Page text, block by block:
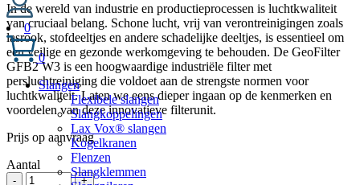
0
0
Slangen
Flexibele slangen
Slangkoppelingen
Lax Vox® slangen
Kogelkranen
Flenzen
Slangklemmen
In de wereld van industrie en productieprocessen is luchtkwaliteit
van cruciaal belang. Schone lucht, vrij van verontreinigingen zoals
lasrook, stofdeeltjes en andere schadelijke deeltjes, is essentieel om
een veilige en gezonde werkomgeving te behouden. De GeoFilter
GFB2 W3 is een hoogwaardige industriële filter met
persluchtreiniging die voldoet aan de strengste normen voor
luchtkwaliteit. Laten we eens dieper ingaan op de kenmerken en
voordelen van deze innovatieve filterunit.
Prijs op aanvraag
Aantal
-
GeoFilter
+